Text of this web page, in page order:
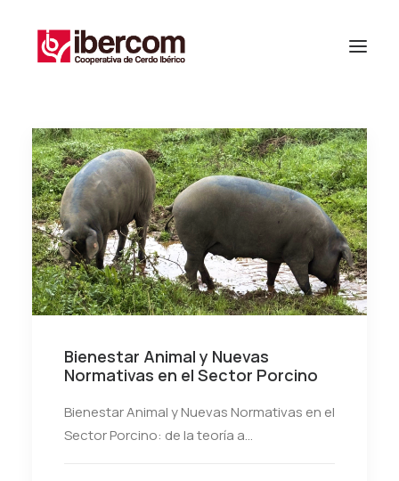
Bienestar Animal y Nuevas
Normativas en el Sector Porcino
Bienestar Animal y Nuevas Normativas en el
Sector Porcino: de la teoría a…